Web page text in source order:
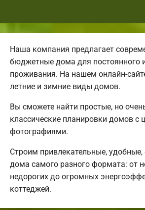
Наша компания предлагает
бюджетные дома для постоянного
проживания. На нашем онлайн-
летние и зимние виды домов.
Вы сможете найти простые, но
классические планировки домов с
фотографиями.
Строим привлекательные,
дома самого разного формата: от
недорогих до огромных
коттеджей.